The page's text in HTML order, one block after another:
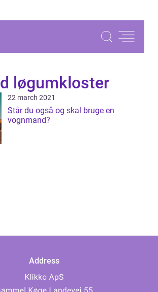
løgumkloster
22 march 2021
Står du også og skal bruge en
vognmand?
Address